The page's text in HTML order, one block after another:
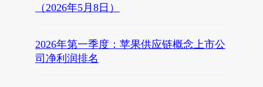
（2026年5月8日）
2026年第一季度：苹果供应链概念上市公
司净利润排名